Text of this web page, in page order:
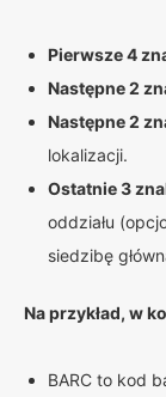
Pierwsze 4
Następne 2
Następne 2
lokalizacji.
Ostatnie 3
oddziału
siedzibę
Na przykład, w
BARC to kod